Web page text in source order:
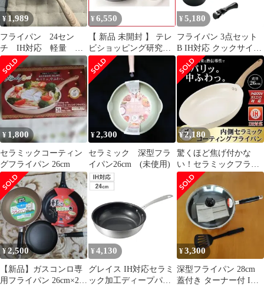
木製ハンドル こびりつ
きにくい おしゃれ ）)
¥ 1,989
フライパン 24セン
チ IH対応 軽量 深
め セラミック加工
¥ 6,550
【 新品 未開封 】 テレ
ビショッピング研究所
《ＩＨ対応》フレーバ
ーストーン ソテーパン
（２８ｃｍ）
6683028CM 未使用 送料
¥ 5,180
フライパン 3点セット
B IH対応 クックサイン
取っ手付き クックウェ
ア3点セットB 取っ手が
取れる （ フライパン
24cm 鍋16cm ガス火対
応 アルミ 取っ手が取れ
る 浅型フライパン 深型
セット オール熱源対応
）)
¥ 1,800
セラミックコーティン
グフライパン 26cm
¥2,300
セラミック 深型フラ
イパン26cm (未使用)
¥2,180
驚くほど焦げ付かな
い！セラミックフライ
パン 26cm
¥2,500
【新品】ガスコンロ専
用フライパン 26cm×2点
¥ 4,130
グレイス IH対応セラミ
ック加工ディープパン
¥3,300
深型フライパン 28cm
蓋付き ターナー付 IH